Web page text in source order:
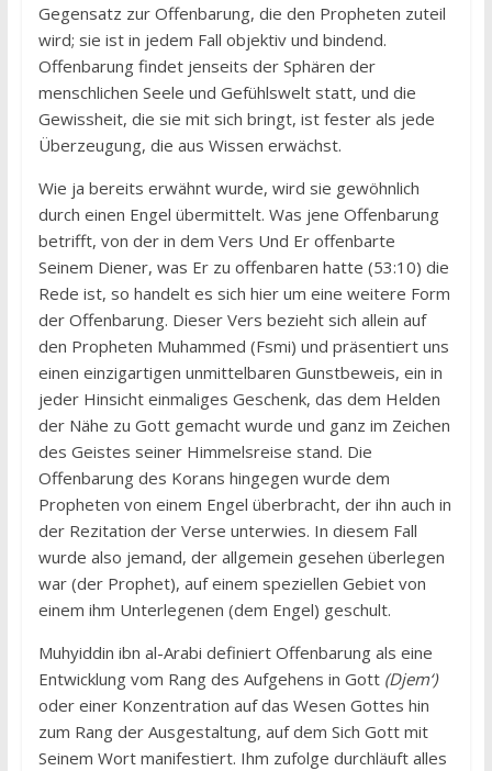
Gegensatz zur Offenbarung, die den Propheten zuteil
wird; sie ist in jedem Fall objektiv und bindend.
Offenbarung findet jenseits der Sphären der
menschlichen Seele und Gefühlswelt statt, und die
Gewissheit, die sie mit sich bringt, ist fester als jede
Überzeugung, die aus Wissen erwächst.
Wie ja bereits erwähnt wurde, wird sie gewöhnlich
durch einen Engel übermittelt. Was jene Offenbarung
betrifft, von der in dem Vers Und Er offenbarte
Seinem Diener, was Er zu offenbaren hatte (53:10) die
Rede ist, so handelt es sich hier um eine weitere Form
der Offenbarung. Dieser Vers bezieht sich allein auf
den Propheten Muhammed (Fsmi) und präsentiert uns
einen einzigartigen unmittelbaren Gunstbeweis, ein in
jeder Hinsicht einmaliges Geschenk, das dem Helden
der Nähe zu Gott gemacht wurde und ganz im Zeichen
des Geistes seiner Himmelsreise stand. Die
Offenbarung des Korans hingegen wurde dem
Propheten von einem Engel überbracht, der ihn auch in
der Rezitation der Verse unterwies. In diesem Fall
wurde also jemand, der allgemein gesehen überlegen
war (der Prophet), auf einem speziellen Gebiet von
einem ihm Unterlegenen (dem Engel) geschult.
Muhyiddin ibn al-Arabi definiert Offenbarung als eine
Entwicklung vom Rang des Aufgehens in Gott (Djem‘)
oder einer Konzentration auf das Wesen Gottes hin
zum Rang der Ausgestaltung, auf dem Sich Gott mit
Seinem Wort manifestiert. Ihm zufolge durchläuft alles